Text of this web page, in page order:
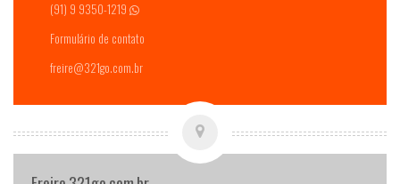
(91) 9 9350-1219
Formulário de contato
freire@321go.com.br